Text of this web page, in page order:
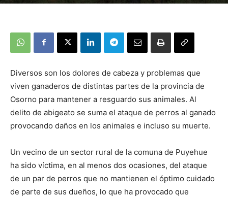
Diversos son los dolores de cabeza y problemas que
viven ganaderos de distintas partes de la provincia de
Osorno para mantener a resguardo sus animales. Al
delito de abigeato se suma el ataque de perros al ganado
provocando daños en los animales e incluso su muerte.
Un vecino de un sector rural de la comuna de Puyehue
ha sido víctima, en al menos dos ocasiones, del ataque
de un par de perros que no mantienen el óptimo cuidado
de parte de sus dueños, lo que ha provocado que